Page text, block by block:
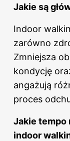
Jakie są
Indoor
zarówno
Zmniejsza
kondycję
angażują
proces
Jakie tempo
indoor